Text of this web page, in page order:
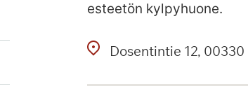
esteetön kylpyhuone.
Dosentintie 12 00330